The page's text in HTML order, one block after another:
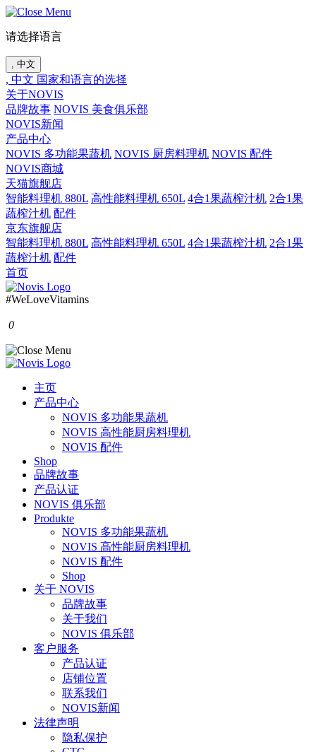
请选择语言
, 中文
, 中文 国家和语言的选择
关于NOVIS
品牌故事 NOVIS 美食俱乐部
NOVIS新闻
产品中心
NOVIS 多功能果蔬机 NOVIS 厨房料理机 NOVIS 配件
NOVIS商城
天猫旗舰店
智能料理机 880L 高性能料理机 650L 4合1果蔬榨汁机 2合1果
蔬榨汁机 配件
京东旗舰店
智能料理机 880L 高性能料理机 650L 4合1果蔬榨汁机 2合1果
蔬榨汁机 配件
首页
#WeLoveVitamins
0
主页
产品中心
NOVIS 多功能果蔬机
NOVIS 高性能厨房料理机
NOVIS 配件
Shop
品牌故事
产品认证
NOVIS 俱乐部
Produkte
NOVIS 多功能果蔬机
NOVIS 高性能厨房料理机
NOVIS 配件
Shop
关于 NOVIS
品牌故事
关于我们
NOVIS 俱乐部
客户服务
产品认证
店铺位置
联系我们
NOVIS新闻
法律声明
隐私保护